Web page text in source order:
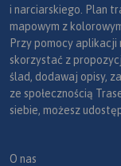
i narciarskiego. Plan
mapowym z
Przy pomocy
skorzystać z
ślad, dodawaj opisy,
ze społecznością
siebie, możesz
O nas